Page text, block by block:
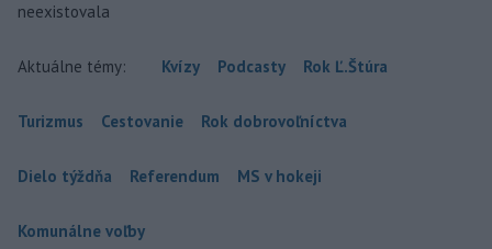
neexistovala
Aktuálne témy: Kvízy Podcasty Rok Ľ.Štúra
Turizmus Cestovanie Rok dobrovoľníctva
Dielo týždňa Referendum MS v hokeji
Komunálne voľby